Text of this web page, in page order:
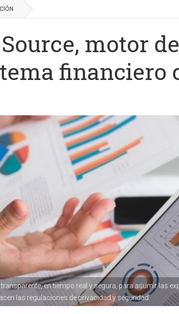
motor
financiero
transparente, en tiempo real y segura, para asumir las
las regulaciones de privacidad y seguridad